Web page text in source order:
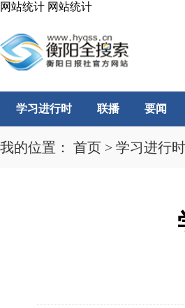
网站统计 网站统计
学习进行时 联播 要闻
我的位置： 首页 > 学习进行时